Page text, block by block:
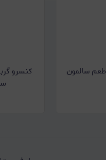
کنسرو گربه بالغ Natura طعم سالمون